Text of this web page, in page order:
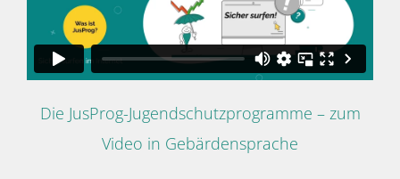
Die JusProg-Jugendschutzprogramme – zum
Video in Gebärdensprache